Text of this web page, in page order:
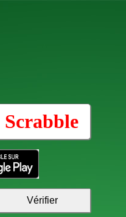
Scrabble